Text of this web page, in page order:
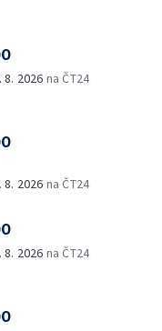
8. 2026 na ČT24
8. 2026 na ČT24
8. 2026 na ČT24